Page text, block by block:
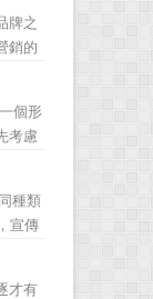
生
性、
牌之
銷的
“年
將消
究竟
個形
考慮
的
時
的常
種類
宣傳
到不
才有